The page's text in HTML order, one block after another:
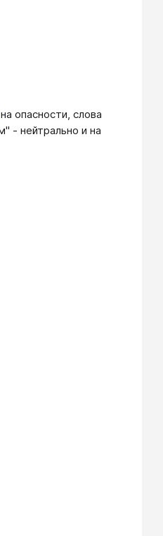
на опасности, слова
- нейтрально и на